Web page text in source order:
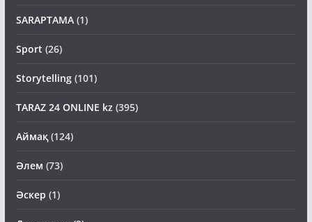
SARAPTAMA(1)
Sport (26)
Storytelling(101)
TARAZ 24 ONLINE kz (395)
Аймақ(124)
Әлем (73)
Әскер (1)